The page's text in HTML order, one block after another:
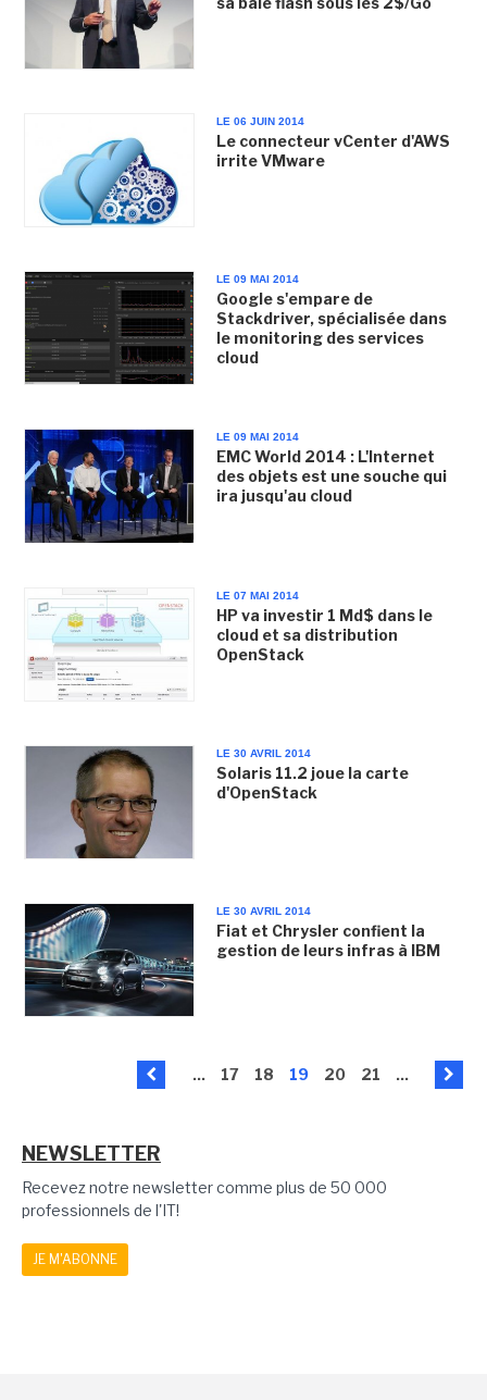
LE 06 JUIN 2014
Le connecteur vCenter d'AWS
irrite VMware
LE 09 MAI 2014
Google s'empare de
Stackdriver, spécialisée dans
le monitoring des services
cloud
LE 09 MAI 2014
EMC World 2014 : L'Internet
des objets est une souche qui
ira jusqu'au cloud
LE 07 MAI 2014
HP va investir 1 Md$ dans le
cloud et sa distribution
OpenStack
LE 30 AVRIL 2014
Solaris 11.2 joue la carte
d'OpenStack
LE 30 AVRIL 2014
Fiat et Chrysler confient la
gestion de leurs infras à IBM
... 17 18 19 20 21 ...
NEWSLETTER
Recevez notre newsletter comme plus de 50 000
professionnels de l'IT!
JE M'ABONNE